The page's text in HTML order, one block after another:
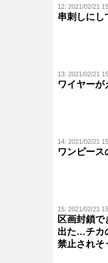
12: 2021/02/21
串刺しにし
13: 2021/02/21
ワイヤーが
14: 2021/02/21
ワンピース
15: 2021/02/21
区画封鎖で
出た…チカ
禁止されそ